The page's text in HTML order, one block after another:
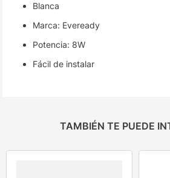
Blanca
Marca: Eveready
Potencia: 8W
Fácil de instalar
TAMBIÉN TE PUEDE